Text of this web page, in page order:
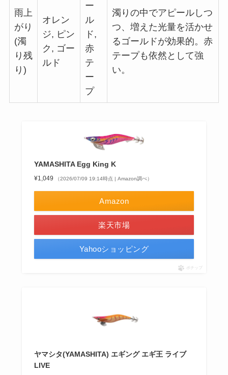
雨上
がり
(濁
り残
り)
オレン
ジ, ピン
ク, ゴー
ルド
ー
ル
ド,
赤
テ
ー
プ
濁りの中でアピールしつ
つ、増えた光量を活かせ
るゴールドが効果的。赤
テープも依然として強
い。
YAMASHITA Egg King K
¥1,049 （2026/07/09 19:14時点 | Amazon調べ）
Amazon
楽天市場
Yahooショッピング
ポチップ
ヤマシタ(YAMASHITA) エギング エギ王 ライブ
LIVE